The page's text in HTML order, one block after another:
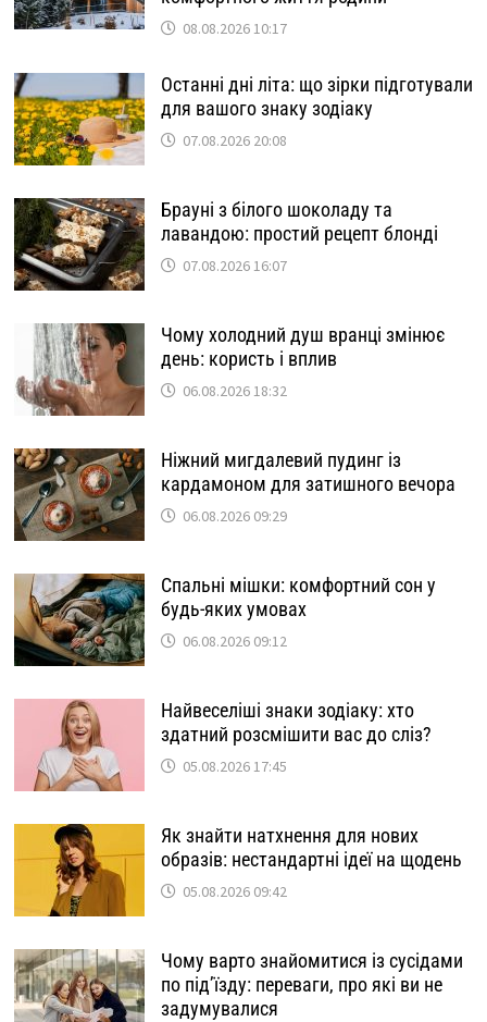
08.08.2026 10:17
Останні дні літа: що зірки підготували
для вашого знаку зодіаку
07.08.2026 20:08
Брауні з білого шоколаду та
лавандою: простий рецепт блонді
07.08.2026 16:07
Чому холодний душ вранці змінює
день: користь і вплив
06.08.2026 18:32
Ніжний мигдалевий пудинг із
кардамоном для затишного вечора
06.08.2026 09:29
Спальні мішки: комфортний сон у
будь-яких умовах
06.08.2026 09:12
Найвеселіші знаки зодіаку: хто
здатний розсмішити вас до сліз?
05.08.2026 17:45
Як знайти натхнення для нових
образів: нестандартні ідеї на щодень
05.08.2026 09:42
Чому варто знайомитися із сусідами
по під’їзду: переваги, про які ви не
задумувалися